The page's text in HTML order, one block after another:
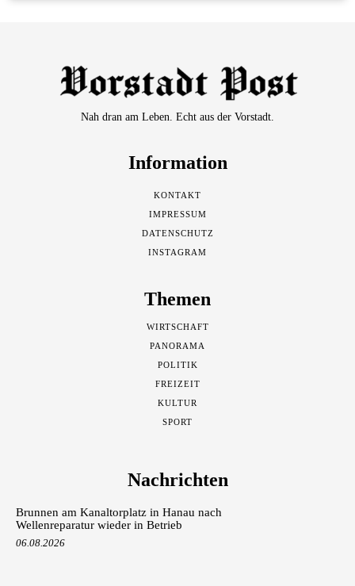
Nah dran am Leben. Echt aus der Vorstadt.
Information
KONTAKT
IMPRESSUM
DATENSCHUTZ
INSTAGRAM
Themen
WIRTSCHAFT
PANORAMA
POLITIK
FREIZEIT
KULTUR
SPORT
Nachrichten
Brunnen am Kanaltorplatz in Hanau nach
Wellenreparatur wieder in Betrieb
06.08.2026